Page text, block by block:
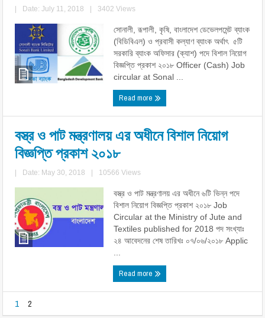
Date: July 11, 2018 3402 Views
সোনালী, রূপালী, কৃষি, বাংলাদেশ ডেভেলপমেন্ট ব্যাংক
(বিডিবিএল) ও প্রবাসী কল্যাণ ব্যাংক অর্থাৎ ৫টি
সরকারি ব্যাংক অফিসার (ক্যাশ) পদে বিশাল নিয়োগ
বিজ্ঞপ্তি প্রকাশ ২০১৮ Officer (Cash) Job
circular at Sonal ...
Read more
বস্ত্র ও পাট মন্ত্রণালয় এর অধীনে বিশাল নিয়োগ
বিজ্ঞপ্তি প্রকাশ ২০১৮
Date: May 30, 2018 10566 Views
বস্ত্র ও পাট মন্ত্রণালয় এর অধীনে ৬টি ভিন্ন পদে
বিশাল নিয়োগ বিজ্ঞপ্তি প্রকাশ ২০১৮ Job
Circular at the Ministry of Jute and
Textiles published for 2018 পদ সংখ্যাঃ
২৪ আবেদনের শেষ তারিখঃ ০৭/০৬/২০১৮ Applic
Read more
1 2